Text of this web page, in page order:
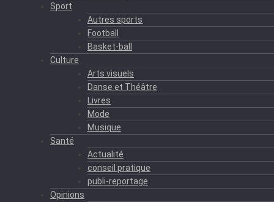
Sport
Autres sports
Football
Basket-ball
Culture
Arts visuels
Danse et Théâtre
Livres
Mode
Musique
Santé
Actualité
conseil pratique
publi-reportage
Opinions